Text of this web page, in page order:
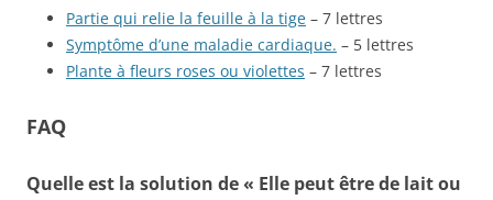
Partie qui relie la feuille à la tige – 7 lettres
Symptôme d’une maladie cardiaque. – 5 lettres
Plante à fleurs roses ou violettes – 7 lettres
FAQ
Quelle est la solution de « Elle peut être de lait ou